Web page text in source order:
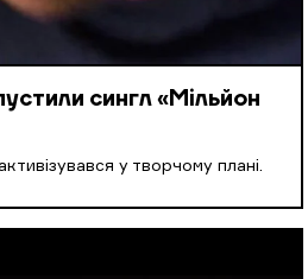
сингл «Мільйон
у творчому плані.